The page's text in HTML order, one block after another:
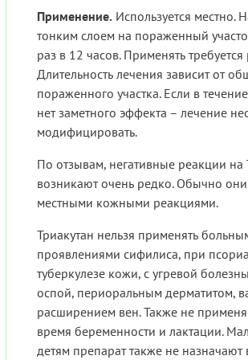
Применение. Используется местно.
тонким слоем на пораженный
раз в 12 часов. Применять требуется
Длительность лечения зависит от
пораженного участка. Если в
нет заметного эффекта – лечение
модифицировать.
По отзывам, негативные реакции на
возникают очень редко. Обычно
местными кожными реакциями.
Триакутан нельзя применять
проявлениями сифилиса, при
туберкулезе кожи, с угревой
оспой, периоральным дерматитом,
расширением вен. Также не
время беременности и лактации.
детям препарат также не назначают